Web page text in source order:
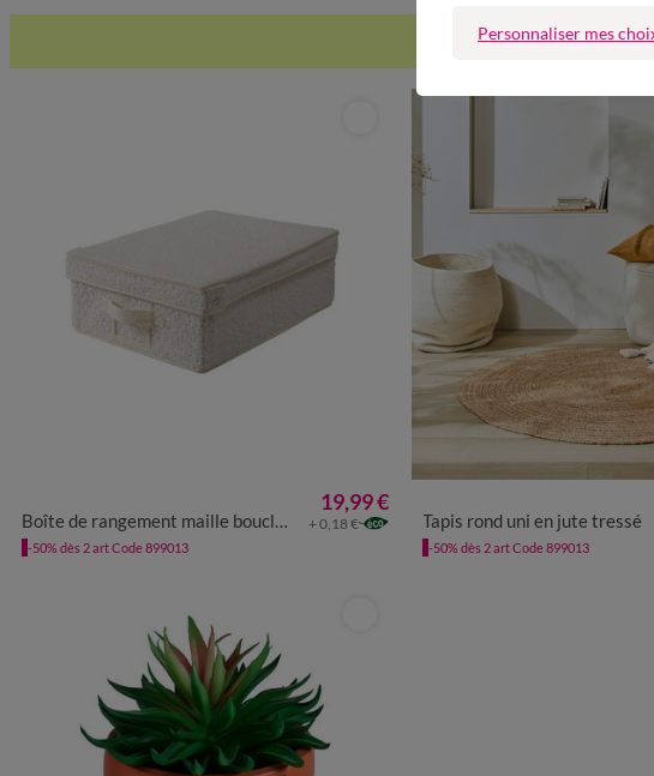
-50% dès
Boîte de rangement maille bouclette avec porte-étiquette
19,99 €
+ 0,18 €
-50% dès 2 art Code 899013
Tapis rond uni en jute tressé
-50% dès 2 art Code 899013
Personnaliser mes